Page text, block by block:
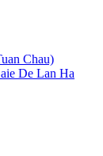
Chau)
De Lan Ha